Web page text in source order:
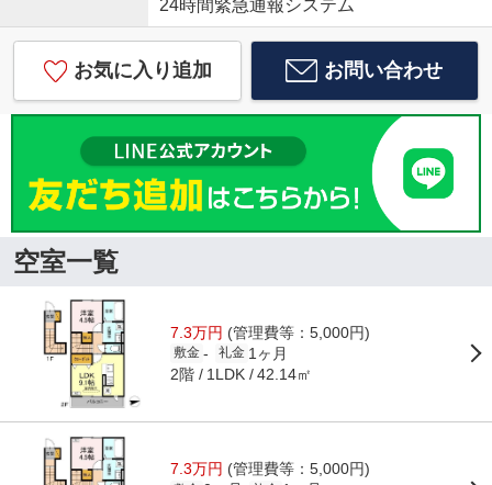
24時間緊急通報システム
お気に入り追加 お問い合わせ
空室一覧
7.3万円 (管理費等：5,000円)
敷金 - 礼金 1ヶ月
2階 1LDK 42.14㎡
7.3万円 (管理費等：5,000円)